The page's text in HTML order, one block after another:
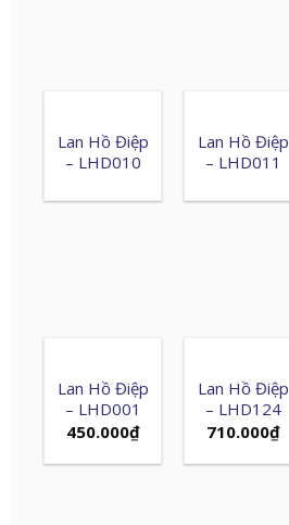
Lan Hồ Điệp
– LHD010
Lan Hồ Điệp
– LHD011
Lan Hồ Điệp
– LHD001
450.000₫
Lan Hồ Điệp
– LHD124
710.000₫